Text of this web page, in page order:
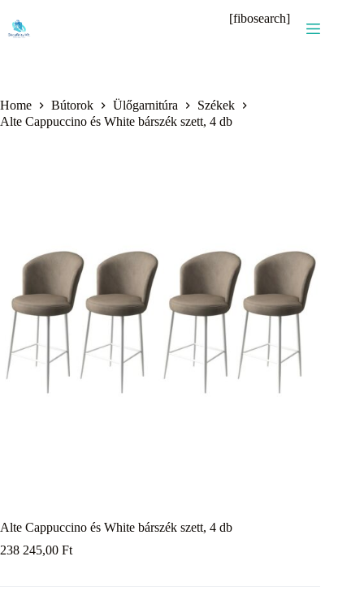
content
[fibosearch]
Home Bútorok Ülőgarnitúra
Székek
Alte Cappuccino és White bárszék szett, 4 db
Alte Cappuccino és White bárszék szett, 4 db
238 245,00 Ft